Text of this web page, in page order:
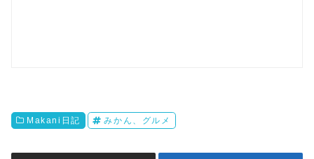
Makani日記 みかん、グルメ